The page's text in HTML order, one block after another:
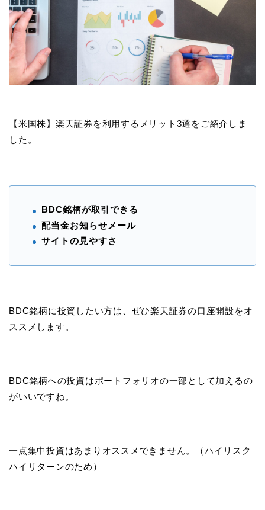
【米国株】楽天証券を利用するメリット3選をご紹介しま
した。
BDC銘柄が取引できる
配当金お知らせメール
サイトの見やすさ
BDC銘柄に投資したい方は、ぜひ楽天証券の口座開設をオ
ススメします。
BDC銘柄への投資はポートフォリオの一部として加えるの
がいいですね。
一点集中投資はあまりオススメできません。（ハイリスク
ハイリターンのため）